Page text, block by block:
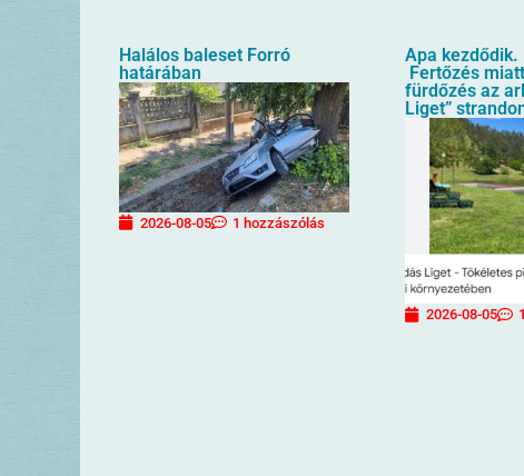
Halálos baleset Forró
határában
2026-08-05 1 hozzászólás
Apa kezdődik.
Fertőzés
fürdőzés az
Liget”
2026-08-05